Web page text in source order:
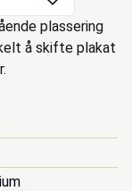
plassering
å skifte plakat